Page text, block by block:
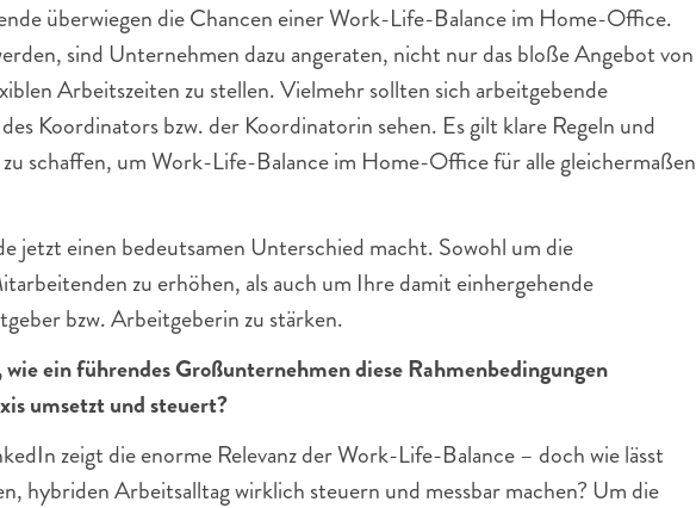
überwiegen die Chancen einer Work-Life-Balance im Home-Office.
sind Unternehmen dazu angeraten, nicht nur das bloße Angebot von
Arbeitszeiten zu stellen. Vielmehr sollten sich arbeitgebende
Koordinators bzw. der Koordinatorin sehen. Es gilt klare Regeln und
schaffen, um Work-Life-Balance im Home-Office für alle gleichermaßen
jetzt einen bedeutsamen Unterschied macht. Sowohl um die
zu erhöhen, als auch um Ihre damit einhergehende
bzw. Arbeitgeberin zu stärken.
ein führendes Großunternehmen diese Rahmenbedingungen
umsetzt und steuert?
zeigt die enorme Relevanz der Work-Life-Balance – doch wie lässt
hybriden Arbeitsalltag wirklich steuern und messbar machen? Um die